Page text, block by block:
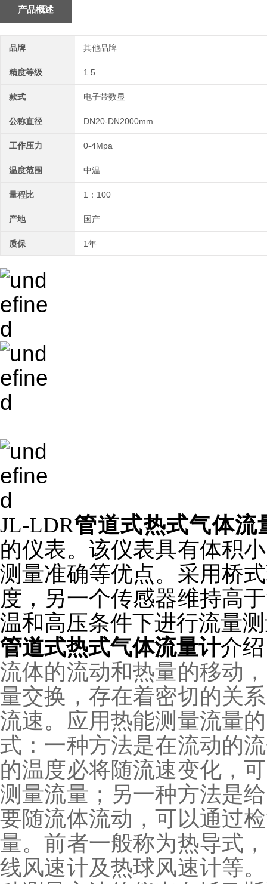
产品概述
品牌 其他品牌
精度等级 1.5
款式 电子带数显
公称直径 DN20-DN2000mm
工作压力 0-4Mpa
温度范围 中温
量程比 1：100
产地 国产
质保 1年
JL-LDR管道式热式气体流
的仪表。该仪表具有体积
测量准确等优点。采用桥
度，另一个传感器维持高
温和高压条件下进行流量
管道式热式气体流量计介绍
流体的流动和热量的移动
量交换，存在着密切的关
流速。应用热能测量流量
式：一种方法是在流动的
的温度必将随流速变化，
测量流量；另一种方法是
要随流体流动，可以通过
量。前者一般称为热导式
线风速计及热球风速计等